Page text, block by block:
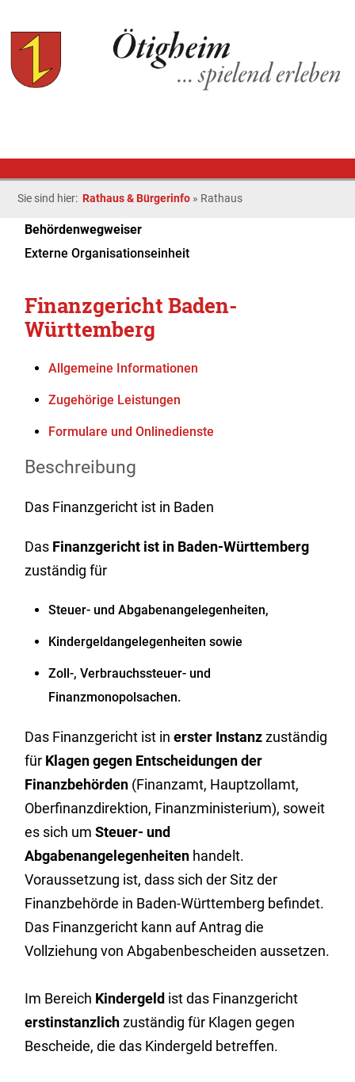
Sie sind hier: Rathaus & Bürgerinfo » Rathaus
Behördenwegweiser
Externe Organisationseinheit
Finanzgericht Baden-
Württemberg
Allgemeine Informationen
Zugehörige Leistungen
Formulare und Onlinedienste
Beschreibung
Das Finanzgericht ist in Baden
Das Finanzgericht ist in Baden-Württemberg
zuständig für
Steuer- und Abgabenangelegenheiten,
Kindergeldangelegenheiten sowie
Zoll-, Verbrauchssteuer- und
Finanzmonopolsachen.
Das Finanzgericht ist inerster Instanzzuständig
für Klagen gegen Entscheidungen der
Finanzbehörden (Finanzamt, Hauptzollamt,
Oberfinanzdirektion, Finanzministerium), soweit
es sich umSteuer- und
Abgabenangelegenheiten handelt.
Voraussetzung ist, dass sich der Sitz der
Finanzbehörde in Baden-Württemberg befindet.
Das Finanzgericht kann auf Antrag die
Vollziehung von Abgabenbescheiden aussetzen.
Im Bereich Kindergeld ist das Finanzgericht
erstinstanzlichzuständig für Klagen gegen
Bescheide, die das Kindergeld betreffen.